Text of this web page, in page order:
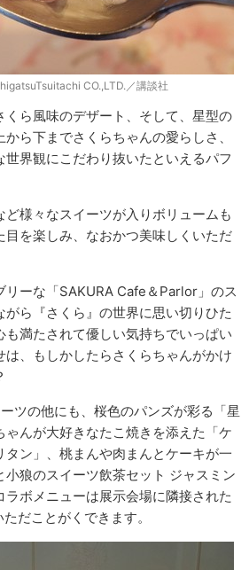
CO.,LTD.／講談社
くら風味のデザート、そして、星型の
ら下までさくらちゃんの愛らしさ、
世界観にこだわり抜いたといえるパフ
様々なスイーツが入りボリュームも
目を楽しみ、なおかつ美味しくいただ
リーな「SAKURA Cafe＆Parlor」のス
ら『さくら』の世界に思い切りひた
も満たされて優しい気持ちでいっぱい
は、もしかしたらさくらちゃんがかけ
ツの他にも、桜色のパンズが彩る「星
んが大好きなたこ焼きを添えた「ケ
タン」、桃まんや肉まんとケーキが一
狼のスイーツ飲茶セット ジャスミン
ボメニューは展示会場に隣接された
だことがくできます。